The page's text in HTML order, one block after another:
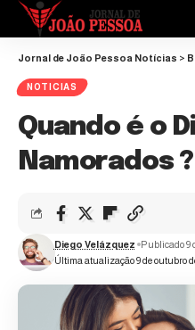
Jornal de João Pessoa Notícias >
NOTICIAS
Quando é o
Namorados ?
Última atualização 9 de outubro de
Diego Velázquez Publicado 9